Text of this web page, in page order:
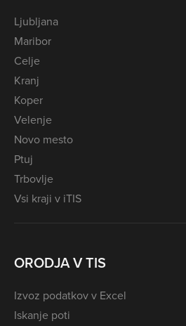
Ljubljana
Maribor
Celje
Kranj
Koper
Velenje
Novo mesto
Ptuj
Trbovlje
Vsi kraji v iTIS
ORODJA V TIS
Izvoz podatkov v Excel
Iskanje poti